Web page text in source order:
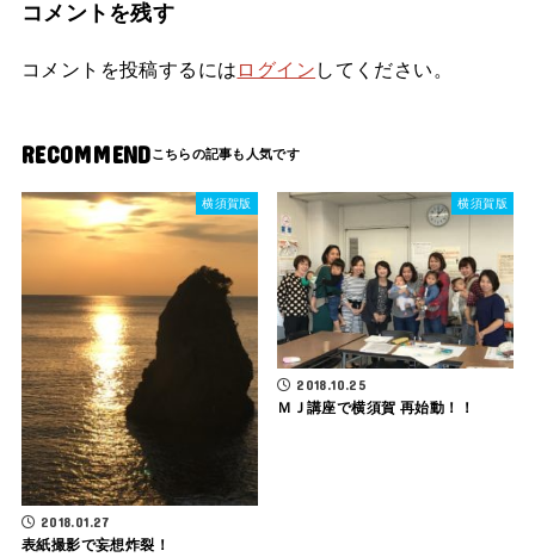
コメントを残す
コメントを投稿するには ログイン してください。
RECOMMEND
横須賀版
2018.01.27
表紙撮影で妄想炸裂！
横須賀版
2018.10.25
ＭＪ講座で横須賀 再始動！！